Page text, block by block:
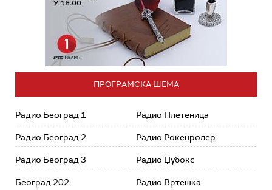
ПРОГРАМСКА ШЕМА
Радио Београд 1
Радио Београд 2
Радио Београд 3
Београд 202
Радио Плетеница
Радио Рокенролер
Радио Џубокс
Радио Вртешка